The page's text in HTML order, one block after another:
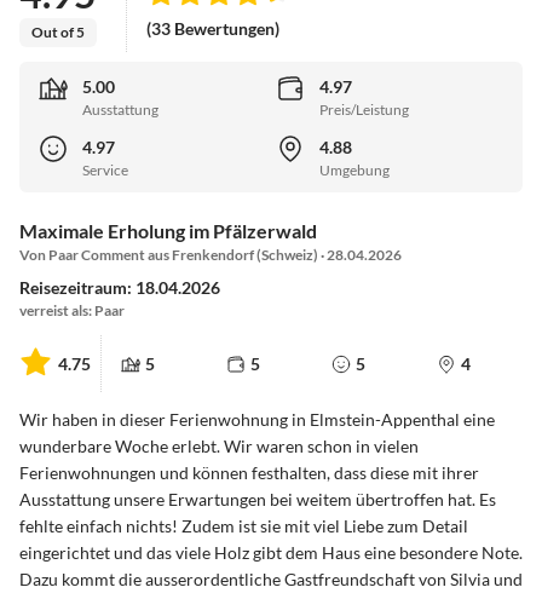
Out of 5 (33 Bewertungen)
5.00
Ausstattung
4.97
Preis/Leistung
4.97
Service
4.88
Umgebung
Maximale Erholung im Pfälzerwald
Von Paar Comment aus Frenkendorf (Schweiz) · 28.04.2026
Reisezeitraum: 18.04.2026
verreist als: Paar
4.75 5 5 5 4
Wir haben in dieser Ferienwohnung in Elmstein-Appenthal eine
wunderbare Woche erlebt. Wir waren schon in vielen
Ferienwohnungen und können festhalten, dass diese mit ihrer
Ausstattung unsere Erwartungen bei weitem übertroffen hat. Es
fehlte einfach nichts! Zudem ist sie mit viel Liebe zum Detail
eingerichtet und das viele Holz gibt dem Haus eine besondere Note.
Dazu kommt die ausserordentliche Gastfreundschaft von Silvia und